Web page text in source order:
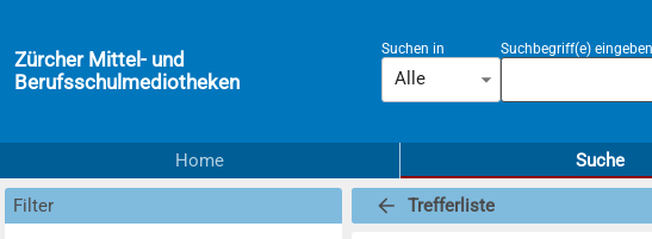
Zürcher Mittel- und
Berufsschulmediotheken
Suchen in
Alle
Suchbegriff(e) eingeben
Home Suche
Filter Trefferliste